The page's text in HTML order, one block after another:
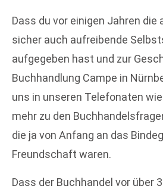
Dass du vor einigen Jahren die
sicher auch aufreibende
aufgegeben hast und zur
Buchhandlung Campe in
uns in unseren Telefonaten
mehr zu den
die ja von Anfang an das
Freundschaft waren.
Dass der Buchhandel vor über